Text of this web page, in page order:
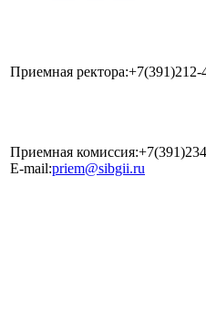
Приемная ректора:+7(391)212-
Приемная
E-mail:priem@sibgii.ru